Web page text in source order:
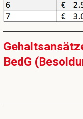
BedG